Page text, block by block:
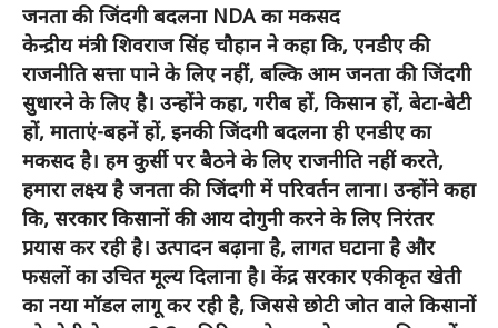
जनता की जिंदगी बदलना NDA का मकसद
केन्द्रीय मंत्री शिवराज सिंह चौहान ने कहा कि, एनडीए की
राजनीति सत्ता पाने के लिए नहीं, बल्कि आम जनता की जिंदगी
सुधारने के लिए है। उन्होंने कहा, गरीब हों, किसान हों, बेटा-बेटी
हों, माताएं-बहनें हों, इनकी जिंदगी बदलना ही एनडीए का
मकसद है। हम कुर्सी पर बैठने के लिए राजनीति नहीं करते,
हमारा लक्ष्य है जनता की जिंदगी में परिवर्तन लाना। उन्होंने कहा
कि, सरकार किसानों की आय दोगुनी करने के लिए निरंतर
प्रयास कर रही है। उत्पादन बढ़ाना है, लागत घटाना है और
फसलों का उचित मूल्य दिलाना है। केंद्र सरकार एकीकृत खेती
का नया मॉडल लागू कर रही है, जिससे छोटी जोत वाले किसानों